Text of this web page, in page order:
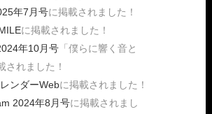
年7月号に掲載されました！
に掲載されました！
年10月号 「僕らに響く音と
されました！
ンダーWebに掲載されました！
2024年8月号に掲載されまし